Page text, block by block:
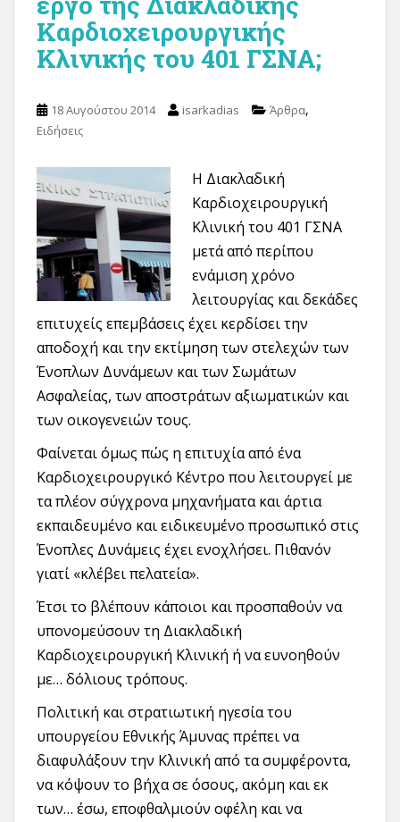
Καρδιοχειρουργικής
Κλινικής του 401 ΓΣΝΑ;
18 Αυγούστου 2014 isarkadias Άρθρα,
Ειδήσεις
Η Διακλαδική
Καρδιοχειρουργική
Κλινική του 401 ΓΣΝΑ
μετά από περίπου
ενάμιση χρόνο
λειτουργίας και δεκάδες
επιτυχείς επεμβάσεις έχει κερδίσει την
αποδοχή και την εκτίμηση των στελεχών των
Ένοπλων Δυνάμεων και των Σωμάτων
Ασφαλείας, των αποστράτων αξιωματικών και
των οικογενειών τους.
Φαίνεται όμως πώς η επιτυχία από ένα
Καρδιοχειρουργικό Κέντρο που λειτουργεί με
τα πλέον σύγχρονα μηχανήματα και άρτια
εκπαιδευμένο και ειδικευμένο προσωπικό στις
Ένοπλες Δυνάμεις έχει ενοχλήσει. Πιθανόν
γιατί «κλέβει πελατεία».
Έτσι το βλέπουν κάποιοι και προσπαθούν να
υπονομεύσουν τη Διακλαδική
Καρδιοχειρουργική Κλινική ή να ευνοηθούν
με… δόλιους τρόπους.
Πολιτική και στρατιωτική ηγεσία του
υπουργείου Εθνικής Άμυνας πρέπει να
διαφυλάξουν την Κλινική από τα συμφέροντα,
να κόψουν το βήχα σε όσους, ακόμη και εκ
των… έσω, εποφθαλμιούν οφέλη και να